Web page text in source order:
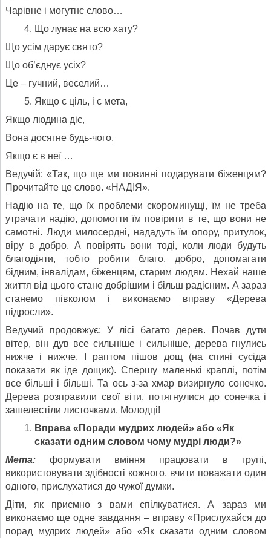
Чарівне і могутнє слово…
Що лунає на всю хату?
Що усім дарує свято?
Що об’єднує усіх?
Це – гучний, веселий…
Якщо є ціль, і є мета,
Якщо людина діє,
Вона досягне будь-чого,
Якщо є в неї …
Ведучій: «Так, що ще ми повинні подарувати біженцям?
Прочитайте це слово. «НАДІЯ».
Надію на те, що їх проблеми скороминущі, їм не треба
утрачати надію, допомогти їм повірити в те, що вони не
самотні. Люди милосердні, нададуть їм опору, притулок,
віру в добро. А повірять вони тоді, коли люди будуть
благодіяти, тобто робити благо, добро, допомагати
бідним, інвалідам, біженцям, старим людям. Нехай наше
життя від цього стане добрішим і більш радісним. А зараз
станемо півколом і виконаємо вправу «Дерева
підросли».
Ведучий продовжує: У лісі багато дерев. Почав дути
вітер, він дув все сильніше і сильніше, дерева гнулись
нижче і нижче. І раптом пішов дощ (на спині сусіда
показати як іде дощик). Спершу маленькі краплі, потім
все більші і більші. Та ось з-за хмар визирнуло сонечко.
Дерева розправили свої віти, потягнулися до сонечка і
зашелестіли листочками. Молодці!
Вправа «Поради мудрих людей» або «Як
сказати одним словом чому мудрі люди?»
Мета: формувати вміння працювати в групі,
використовувати здібності кожного, вчити поважати один
одного, прислухатися до чужої думки.
Діти, як приємно з вами спілкуватися. А зараз ми
виконаємо ще одне завдання – вправу «Прислухайся до
порад мудрих людей» або «Як сказати одним словом